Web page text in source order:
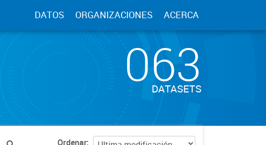
DATOS ORGANIZACIONES ACERCA
063
DATASETS
Ordenar